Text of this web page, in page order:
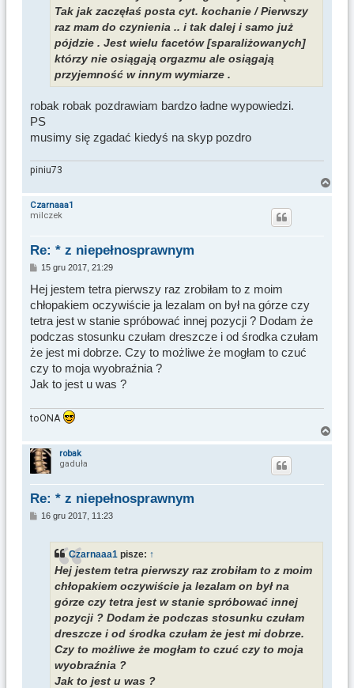
Tak jak zaczęłaś posta cyt. kochanie / Pierwszy
raz mam do czynienia .. i tak dalej i samo już
pójdzie . Jest wielu facetów [sparaliżowanych]
którzy nie osiągają orgazmu ale osiągają
przyjemność w innym wymiarze .
robak robak pozdrawiam bardzo ładne wypowiedzi.
PS
musimy się zgadać kiedyś na skyp pozdro
piniu73
N
Czarnaaa1
milczek
Re: * z niepełnosprawnym
P
s
15 gru 2017, 21:29
Hej jestem tetra pierwszy raz zrobiłam to z moim
chłopakiem oczywiście ja lezalam on był na górze czy
tetra jest w stanie spróbować innej pozycji ? Dodam że
podczas stosunku czułam dreszcze i od środka czułam
że jest mi dobrze. Czy to możliwe że mogłam to czuć
czy to moja wyobraźnia ?
Jak to jest u was ?
toONA
N
r
robak
gaduła
Re: * z niepełnosprawnym
P16 gru 2017, 11:23
Czarnaaa1 pisze: ↑
Hej jestem tetra pierwszy raz zrobiłam to z moim
chłopakiem oczywiście ja lezalam on był na
górze czy tetra jest w stanie spróbować innej
pozycji ? Dodam że podczas stosunku czułam
dreszcze i od środka czułam że jest mi dobrze.
Czy to możliwe że mogłam to czuć czy to moja
wyobraźnia ?
Jak to jest u was ?